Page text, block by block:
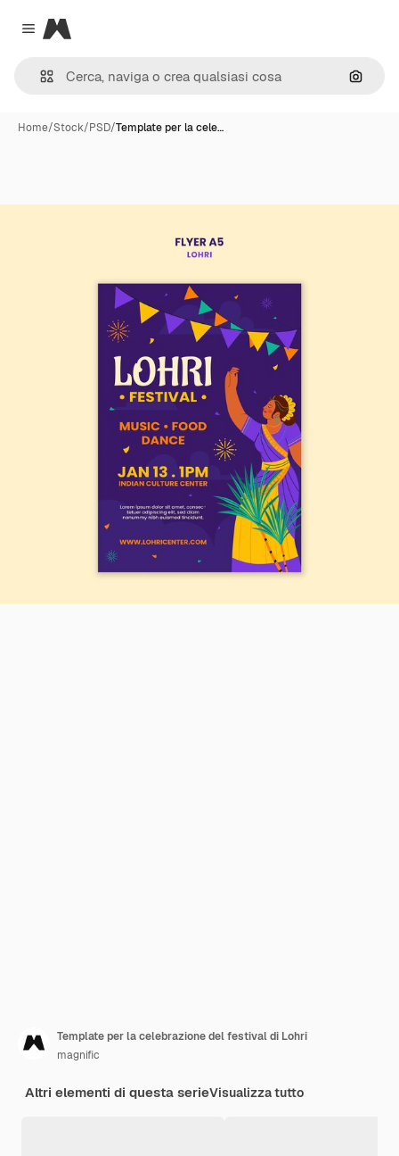
Close menu
Magnific
Cerca
Home/Stock/PSD/Template per la cele…
Template per la celebrazione del festival di Lohri
magnific
Altri elementi di questa serieVisualizza tutto